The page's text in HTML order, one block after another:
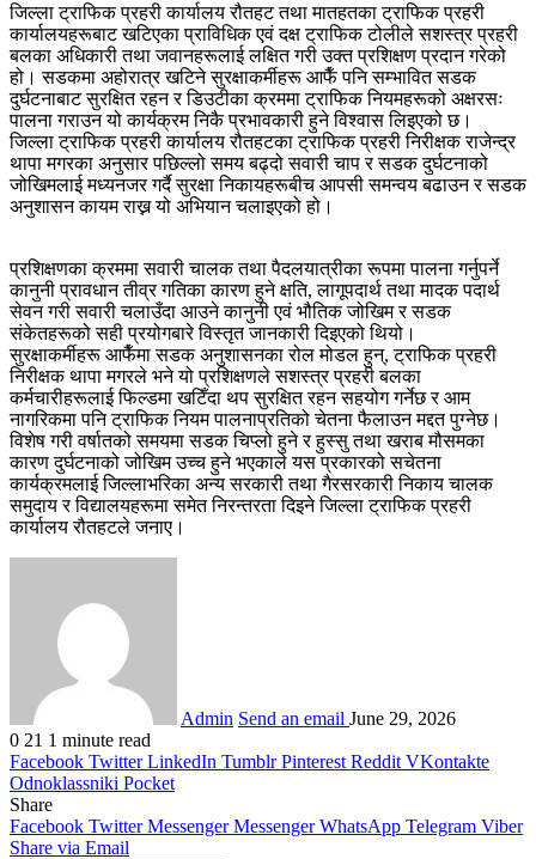
​जिल्ला ट्राफिक प्रहरी कार्यालय रौतहट तथा मातहतका ट्राफिक प्रहरी
कार्यालयहरूबाट खटिएका प्राविधिक एवं दक्ष ट्राफिक टोलीले सशस्त्र प्रहरी
बलका अधिकारी तथा जवानहरूलाई लक्षित गरी उक्त प्रशिक्षण प्रदान गरेको
हो। सडकमा अहोरात्र खटिने सुरक्षाकर्मीहरू आफैँ पनि सम्भावित सडक
दुर्घटनाबाट सुरक्षित रहन र डिउटीका क्रममा ट्राफिक नियमहरूको अक्षरसः
पालना गराउन यो कार्यक्रम निकै प्रभावकारी हुने विश्वास लिइएको छ।
​जिल्ला ट्राफिक प्रहरी कार्यालय रौतहटका ट्राफिक प्रहरी निरीक्षक राजेन्द्र
थापा मगरका अनुसार पछिल्लो समय बढ्दो सवारी चाप र सडक दुर्घटनाको
जोखिमलाई मध्यनजर गर्दै सुरक्षा निकायहरूबीच आपसी समन्वय बढाउन र सडक
अनुशासन कायम राख्न यो अभियान चलाइएको हो।
​प्रशिक्षणका क्रममा सवारी चालक तथा पैदलयात्रीका रूपमा पालना गर्नुपर्ने
कानुनी प्रावधान तीव्र गतिका कारण हुने क्षति, लागूपदार्थ तथा मादक पदार्थ
सेवन गरी सवारी चलाउँदा आउने कानुनी एवं भौतिक जोखिम र सडक
संकेतहरूको सही प्रयोगबारे विस्तृत जानकारी दिइएको थियो।
​सुरक्षाकर्मीहरू आफैँमा सडक अनुशासनका रोल मोडल हुन्, ट्राफिक प्रहरी
निरीक्षक थापा मगरले भने यो प्रशिक्षणले सशस्त्र प्रहरी बलका
कर्मचारीहरूलाई फिल्डमा खटिँदा थप सुरक्षित रहन सहयोग गर्नेछ र आम
नागरिकमा पनि ट्राफिक नियम पालनाप्रतिको चेतना फैलाउन मद्दत पुग्नेछ।
​विशेष गरी वर्षातको समयमा सडक चिप्लो हुने र हुस्सु तथा खराब मौसमका
कारण दुर्घटनाको जोखिम उच्च हुने भएकाले यस प्रकारको सचेतना
कार्यक्रमलाई जिल्लाभरिका अन्य सरकारी तथा गैरसरकारी निकाय चालक
समुदाय र विद्यालयहरूमा समेत निरन्तरता दिइने जिल्ला ट्राफिक प्रहरी
कार्यालय रौतहटले जनाए।
Admin Send an email June 29, 2026
0 21 1 minute read
Facebook Twitter LinkedIn Tumblr Pinterest Reddit VKontakte
Odnoklassniki Pocket
Share
Facebook Twitter Messenger Messenger WhatsApp Telegram Viber
Share via Email